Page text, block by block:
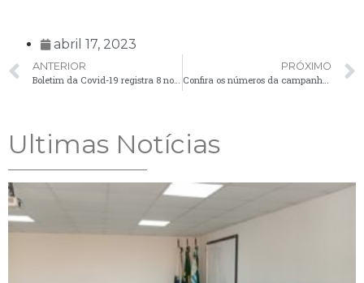
abril 17, 2023
ANTERIOR
PRÓXIMO
Ultimas Notícias